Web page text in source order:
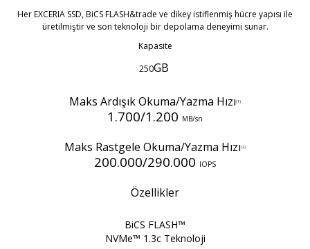
Her EXCERIA SSD, BiCS FLASH&trade ve dikey istiflenmiş hücre yapısı ile
üretilmiştir ve son teknoloji bir depolama deneyimi sunar.
Kapasite
250GB
Maks Ardışık Okuma/Yazma Hızı(1)
1.700/1.200 MB/sn
Maks Rastgele Okuma/Yazma Hızı(2)
200.000/290.000 IOPS
Özellikler
BiCS FLASH™
NVMe™ 1.3c Teknoloji